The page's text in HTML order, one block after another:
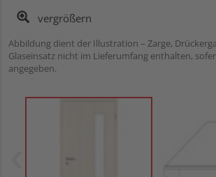
vergrößern
Abbildung dient der Illustration – Zarge,
Glaseinsatz nicht im Lieferumfang enthalten,
angegeben.